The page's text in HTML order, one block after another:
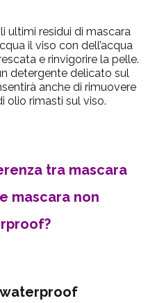
ultimi residui di mascara
il viso con dell’acqua
e rinvigorire la pelle.
detergente delicato sul
anche di rimuovere
olio rimasti sul viso.
tra mascara
mascara non